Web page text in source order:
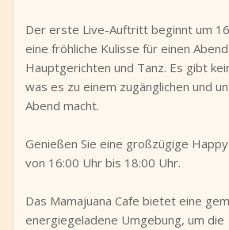
Der erste Live-Auftritt beginnt um
eine fröhliche Kulisse für einen
Hauptgerichten und Tanz. Es gibt
was es zu einem zugänglichen und
Abend macht.
Genießen Sie eine großzügige
von 16:00 Uhr bis 18:00 Uhr.
Das Mamajuana Cafe bietet eine
energiegeladene Umgebung, um die